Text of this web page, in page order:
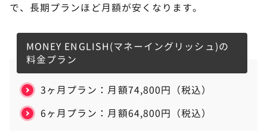
で、長期プランほど月額が安くなります。
MONEY ENGLISH(マネーイングリッシュ)の
料金プラン
3ヶ月プラン：月額74,800円（税込）
6ヶ月プラン：月額64,800円（税込）